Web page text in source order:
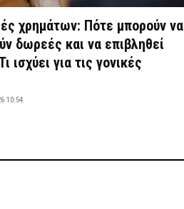
χρημάτων: Πότε μπορούν να
δωρεές και να επιβληθεί
ισχύει για τις γονικές
10:54